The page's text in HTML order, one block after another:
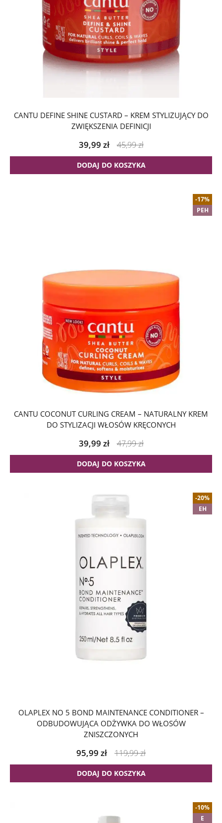
CANTU DEFINE SHINE CUSTARD – KREM STYLIZUJĄCY DO
ZWIĘKSZENIA DEFINICJI
39,99 zł 45,99zł
DODAJ DO KOSZYKA
-17%
PEH
CANTU COCONUT CURLING CREAM – NATURALNY KREM
DO STYLIZACJI WŁOSÓW KRĘCONYCH
39,99 zł 47,99zł
DODAJ DO KOSZYKA
-20%
EH
OLAPLEX NO 5 BOND MAINTENANCE CONDITIONER –
ODBUDOWUJĄCA ODŻYWKA DO WŁOSÓW
ZNISZCZONYCH
95,99 zł 119,99zł
DODAJ DO KOSZYKA
-10%
E